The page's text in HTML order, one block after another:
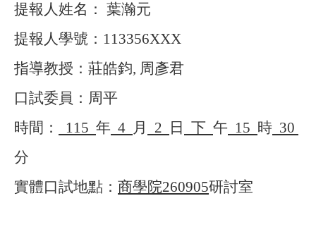
提報人姓名： 葉瀚元
提報人學號：113356XXX
指導教授：莊皓鈞, 周彥君
口試委員：周平
時間：
115 年 4 月 2 日 下 午 15 時 30
分
實體口試地點： 商學院260905研討室